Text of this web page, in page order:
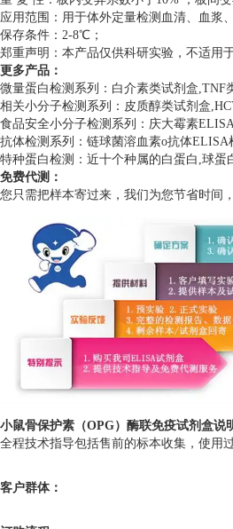
应用范围：用于体外定量检测血清、血浆
保存条件：2-8℃；
郑重声明：本产品仅供科研实验，不适用
更多产品：
微量蛋白检测系列：白介素类试剂盒,TNF
相关小分子检测系列：皮质醇类试剂盒
食品安全小分子检测系列：庆大霉素
抗体检测系列：链球菌溶血素o抗体
特种蛋白检测：近十个种属的白蛋白,球蛋
免费代测：
您只需把样本寄过来，我们为您节省时间
小鼠骨保护素（OPG）酶联免疫试剂盒说
全程技术指导包括售前的标本收集，使用
客户群体：